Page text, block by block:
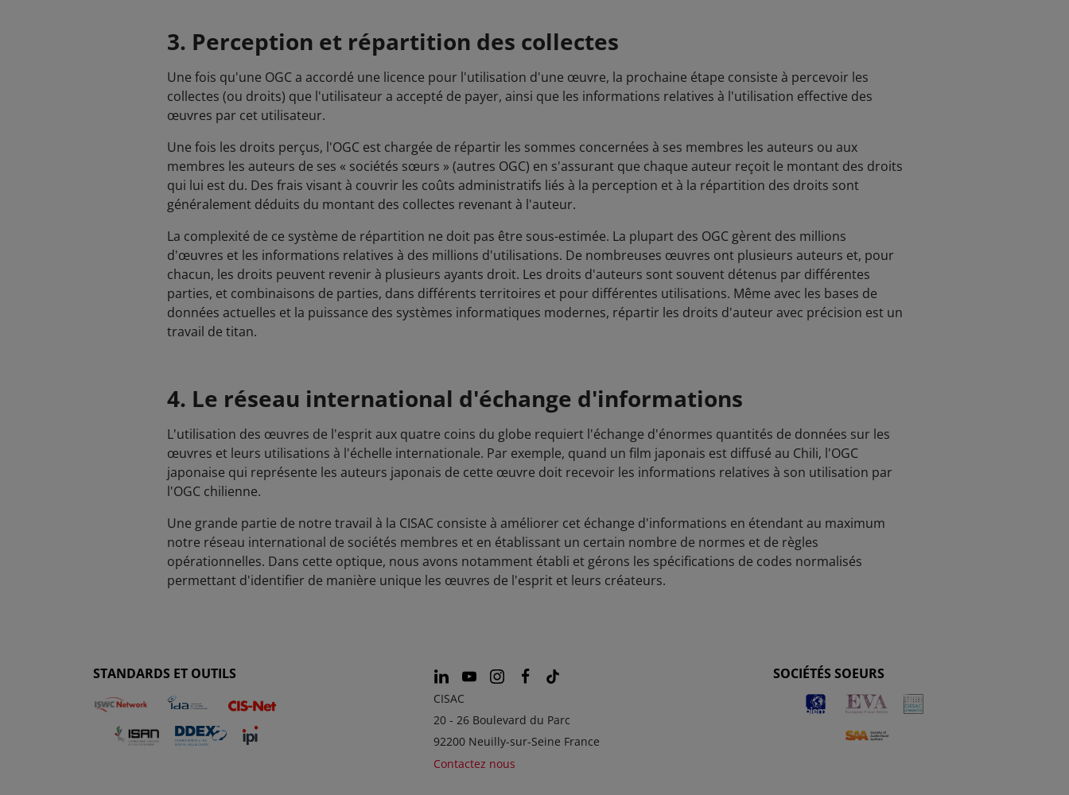
3. Perception et répartition des collectes
Une fois qu'une OGC a accordé une licence pour l'utilisation d'une œuvre, la prochaine étape consiste à percevoir les
collectes (ou droits) que l'utilisateur a accepté de payer, ainsi que les informations relatives à l'utilisation effective des
œuvres par cet utilisateur.
Une fois les droits perçus, l'OGC est chargée de répartir les sommes concernées à ses membres les auteurs ou aux
membres les auteurs de ses « sociétés sœurs » (autres OGC) en s'assurant que chaque auteur reçoit le montant des droits
qui lui est du. Des frais visant à couvrir les coûts administratifs liés à la perception et à la répartition des droits sont
généralement déduits du montant des collectes revenant à l'auteur.
La complexité de ce système de répartition ne doit pas être sous-estimée. La plupart des OGC gèrent des millions
d'œuvres et les informations relatives à des millions d'utilisations. De nombreuses œuvres ont plusieurs auteurs et, pour
chacun, les droits peuvent revenir à plusieurs ayants droit. Les droits d'auteurs sont souvent détenus par différentes
parties, et combinaisons de parties, dans différents territoires et pour différentes utilisations. Même avec les bases de
données actuelles et la puissance des systèmes informatiques modernes, répartir les droits d'auteur avec précision est un
travail de titan.
4. Le réseau international d'échange d'informations
L'utilisation des œuvres de l'esprit aux quatre coins du globe requiert l'échange d'énormes quantités de données sur les
œuvres et leurs utilisations à l'échelle internationale. Par exemple, quand un film japonais est diffusé au Chili, l'OGC
japonaise qui représente les auteurs japonais de cette œuvre doit recevoir les informations relatives à son utilisation par
l'OGC chilienne.
Une grande partie de notre travail à la CISAC consiste à améliorer cet échange d'informations en étendant au maximum
notre réseau international de sociétés membres et en établissant un certain nombre de normes et de règles
opérationnelles. Dans cette optique, nous avons notamment établi et gérons les spécifications de codes normalisés
permettant d'identifier de manière unique les œuvres de l'esprit et leurs créateurs.
STANDARDS ET OUTILS
CISAC
20 - 26 Boulevard du Parc
92200 Neuilly-sur-Seine France
Contactez nous
SOCIÉTÉS SOEURS